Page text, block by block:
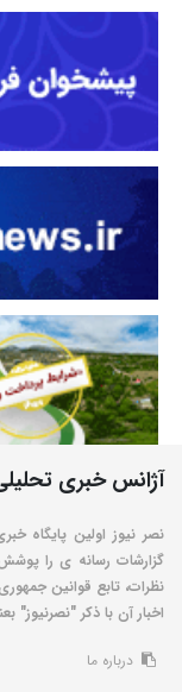
آژانس خبری
نصر نیوز اولین پایگاه
گزارشات رسانه ی را
نظرات، تابع قوانین
اخبار آن با ذکر "نصرنیوز"
درباره ما